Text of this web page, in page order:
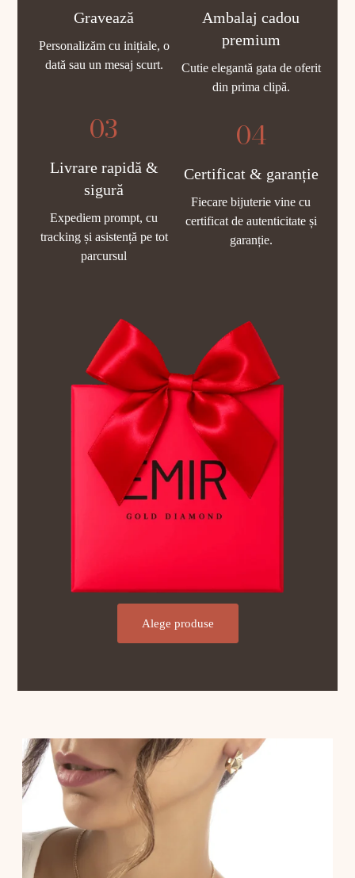
Gravează
Personalizăm cu inițiale, o
dată sau un mesaj scurt.
03
Livrare rapidă &
sigură
Expediem prompt, cu
tracking și asistență pe tot
parcursul
Alege produse
Ambalaj cadou
premium
Cutie elegantă gata de oferit
din prima clipă.
04
Certificat & garanție
Fiecare bijuterie vine cu
certificat de autenticitate și
garanție.